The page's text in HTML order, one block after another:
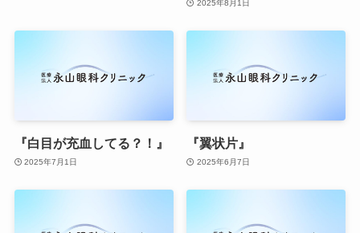
2025年8月1日
『白目が充血してる？！』
2025年7月1日
『翼状片』
2025年6月7日